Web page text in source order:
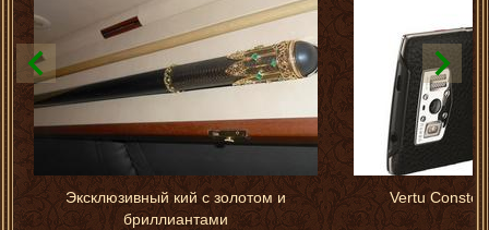
Эксклюзивный кий с золотом и
бриллиантами
Vertu